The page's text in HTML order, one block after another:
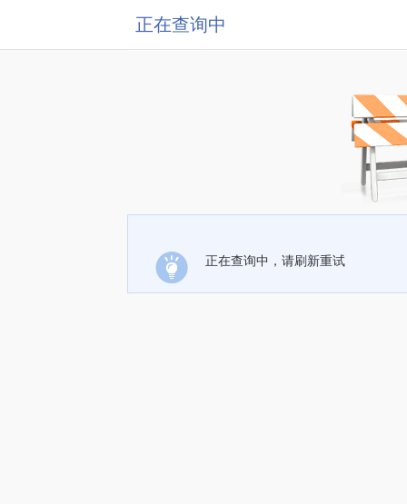
正在查询中
正在查询中，请刷新重试